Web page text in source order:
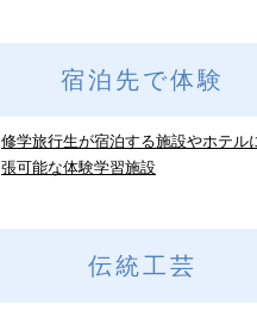
宿泊先で体験
修学旅行生が宿泊する施設やホテル
張可能な体験学習施設
伝統工芸